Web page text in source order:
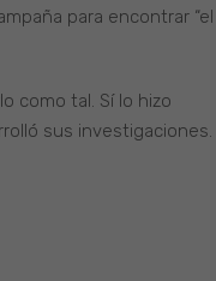
para encontrar “el
como tal. Sí lo hizo
sus investigaciones.